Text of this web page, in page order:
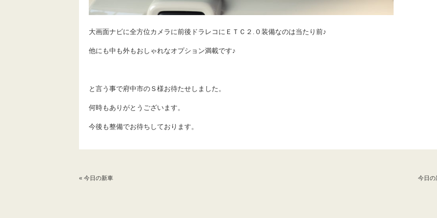
大画面ナビに全方位カメラに前後ドラレコにＥＴＣ２.０装備なのは当たり前♪
他にも中も外もおしゃれなオプション満載です♪
と言う事で府中市のＳ様お待たせしました。
何時もありがとうございます。
今後も整備でお待ちしております。
« 今日の新車 今日の